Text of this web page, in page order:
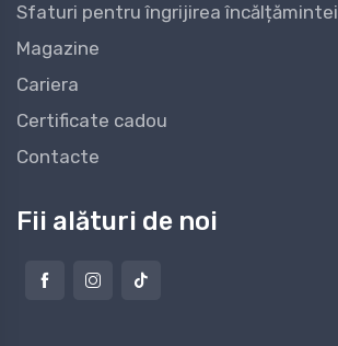
Sfaturi pentru îngrijirea încălțămintei
Magazine
Cariera
Certificate cadou
Contacte
Fii alături de noi